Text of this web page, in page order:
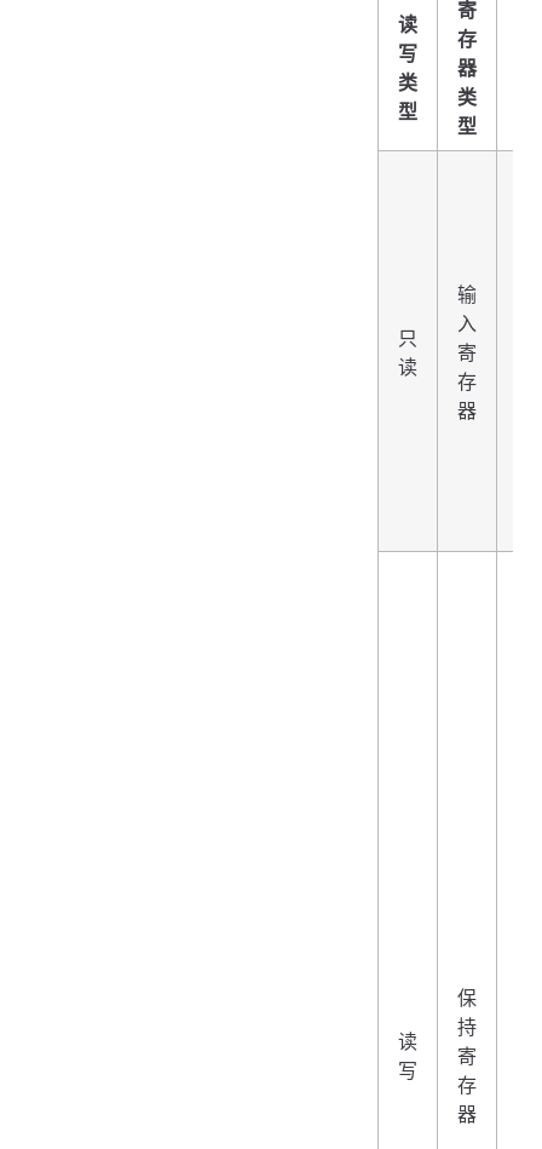
读
写
类
型
寄
存
器
类
型
只
读
输
入
寄
存
器
读
写
保
持
寄
存
器